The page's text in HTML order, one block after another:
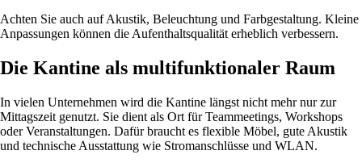
Achten Sie auch auf Akustik, Beleuchtung und Farbgestaltung. Kleine
Anpassungen können die Aufenthaltsqualität erheblich verbessern.
Die Kantine als multifunktionaler Raum
In vielen Unternehmen wird die Kantine längst nicht mehr nur zur
Mittagszeit genutzt. Sie dient als Ort für Teammeetings, Workshops
oder Veranstaltungen. Dafür braucht es flexible Möbel, gute Akustik
und technische Ausstattung wie Stromanschlüsse und WLAN.